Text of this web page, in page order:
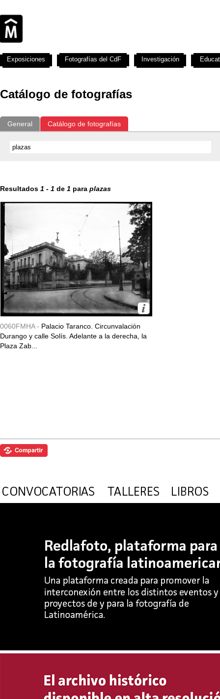
Catálogo de fotografías
General Catálogo de fotografías
Resultados 1 - 1 de 1 para plazas
0060FMHA - Palacio Taranco. Circunvalación
Durango y calle Solís. Adelante a la derecha, la
Plaza Zab...
Exposiciones Fotografías del CdF Investigación